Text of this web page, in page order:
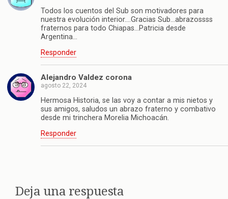
Todos los cuentos del Sub son motivadores para
nuestra evolución interior….Gracias Sub…abrazossss
fraternos para todo Chiapas…Patricia desde
Argentina…
Responder
Alejandro Valdez corona
agosto 22, 2024
Hermosa Historia, se las voy a contar a mis nietos y
sus amigos, saludos un abrazo fraterno y combativo
desde mi trinchera Morelia Michoacán.
Responder
Deja una respuesta